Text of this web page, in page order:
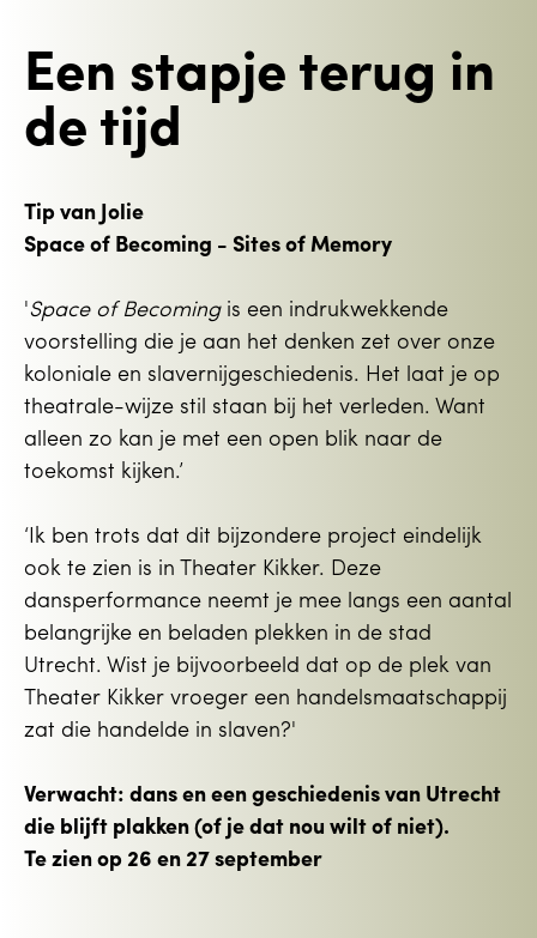
Een stapje terug in
de tijd
Tip van Jolie
Space of Becoming - Sites of Memory
'Space of Becomingis een indrukwekkende
voorstelling die je aan het denken zet over onze
koloniale en slavernijgeschiedenis. Het laat je op
theatrale-wijze stil staan bij het verleden. Want
alleen zo kan je met een open blik naar de
toekomst kijken.’
‘Ik ben trots dat dit bijzondere project eindelijk
ook te zien is in Theater Kikker. Deze
dansperformance neemt je mee langs een aantal
belangrijke en beladen plekken in de stad
Utrecht. Wist je bijvoorbeeld dat op de plek van
Theater Kikker vroeger een handelsmaatschappij
zat die handelde in slaven?'
Verwacht: dans en een geschiedenis van Utrecht
die blijft plakken (of je dat nou wilt of niet).
Te zien op 26 en 27 september